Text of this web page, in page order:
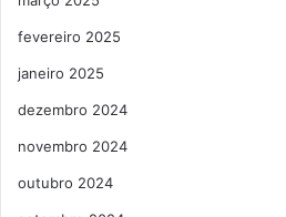
fevereiro 2025
janeiro 2025
dezembro 2024
novembro 2024
outubro 2024